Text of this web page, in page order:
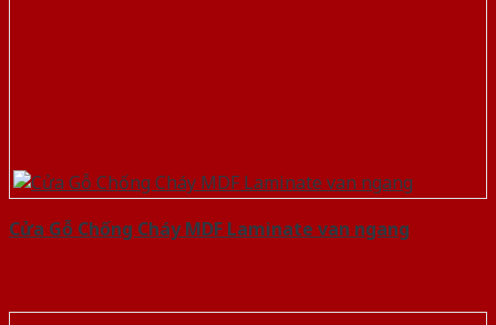
Cửa Gỗ Chống Cháy MDF Laminate van ngang